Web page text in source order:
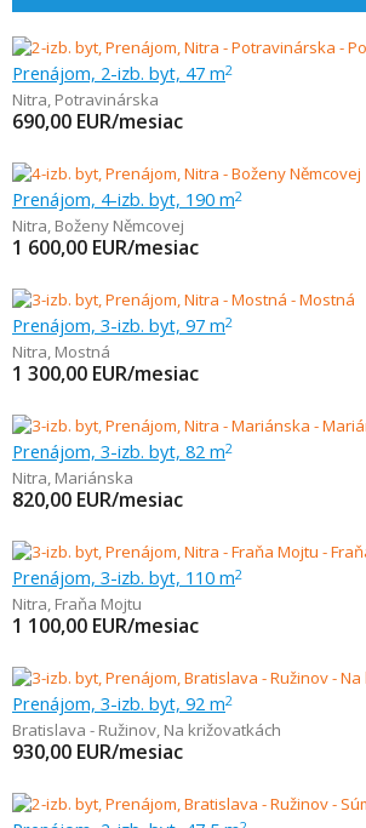
Prenájom, 2-izb. byt, 47 m2
Nitra, Potravinárska
690,00 EUR/mesiac
Prenájom, 4-izb. byt, 190 m2
Nitra, Boženy Němcovej
1 600,00 EUR/mesiac
Prenájom, 3-izb. byt, 97 m2
Nitra, Mostná
1 300,00 EUR/mesiac
Prenájom, 3-izb. byt, 82 m2
Nitra, Mariánska
820,00 EUR/mesiac
Prenájom, 3-izb. byt, 110 m2
Nitra, Fraňa Mojtu
1 100,00 EUR/mesiac
Prenájom, 3-izb. byt, 92 m2
Bratislava - Ružinov, Na križovatkách
930,00 EUR/mesiac